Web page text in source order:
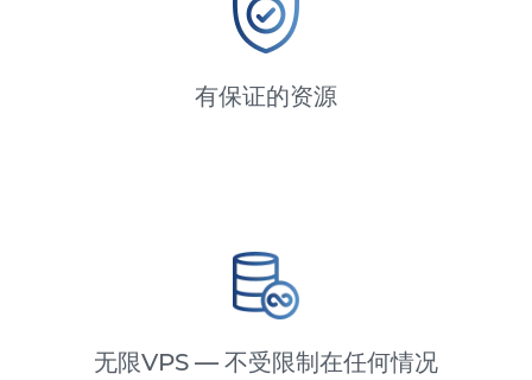
有保证的资源
无限VPS — 不受限制在任何情况